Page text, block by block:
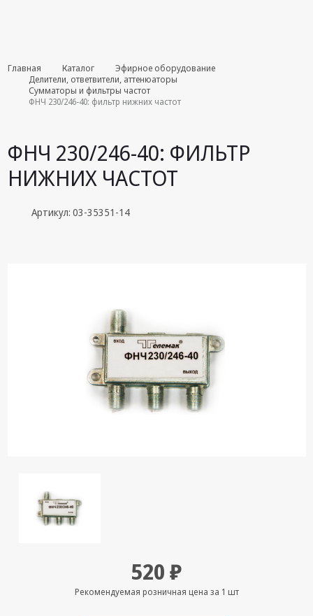
Комплекты
августа
Эфирное
Android TV
приставки
Блоки питания,
адаптеры
Кронштейны
под ТВ, ЖК, СВЧ
оборудование
Шнуры,
Мобильные
Главная Каталог
Эфирное оборудование
Делители, ответвители, аттенюаторы
Сумматоры и фильтры частот
ФНЧ 230/246-40: фильтр нижних частот
ФНЧ 230/246-40: ФИЛЬТР
НИЖНИХ ЧАСТОТ
Артикул: 03-35351-14
520 ₽
Рекомендуемая розничная цена за 1 шт